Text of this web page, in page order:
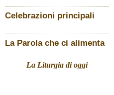
Celebrazioni principali
La Parola che ci alimenta
La Liturgia di oggi